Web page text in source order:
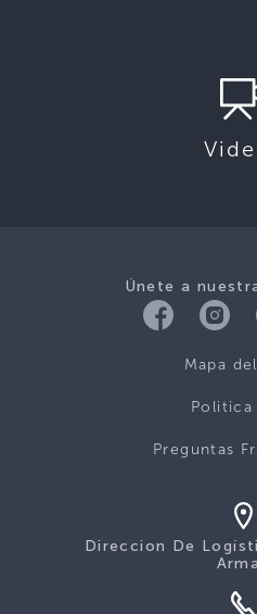
Únete a
Mapa
Politica
Preguntas
Direccion De